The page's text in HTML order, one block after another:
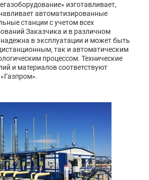
изготавливает,
автоматизированные
станции с учетом всех
Заказчика и в различном
в эксплуатации и может быть
так и автоматическим
процессом. Технические
и материалов соответствуют